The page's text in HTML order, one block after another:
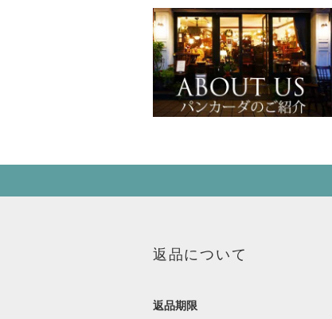
返品について
返品期限